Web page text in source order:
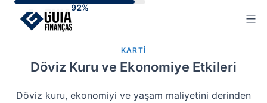
KARTI
Döviz Kuru ve Ekonomiye Etkileri
Döviz kuru, ekonomiyi ve yaşam maliyetini derinden